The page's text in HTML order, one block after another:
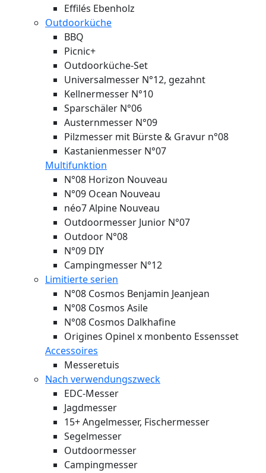
Effilés Ebenholz
Outdoorküche
BBQ
Picnic+
Outdoorküche-Set
Universalmesser N°12, gezahnt
Kellnermesser N°10
Sparschäler N°06
Austernmesser N°09
Pilzmesser mit Bürste & Gravur n°08
Kastanienmesser N°07
Multifunktion
N°08 Horizon Nouveau
N°09 Ocean Nouveau
néo7 Alpine Nouveau
Outdoormesser Junior N°07
Outdoor N°08
N°09 DIY
Campingmesser N°12
Limitierte serien
N°08 Cosmos Benjamin Jeanjean
N°08 Cosmos Asile
N°08 Cosmos Dalkhafine
Origines Opinel x monbento Essensset
Accessoires
Messeretuis
Nach verwendungszweck
EDC-Messer
Jagdmesser
15+ Angelmesser, Fischermesser
Segelmesser
Outdoormesser
Campingmesser